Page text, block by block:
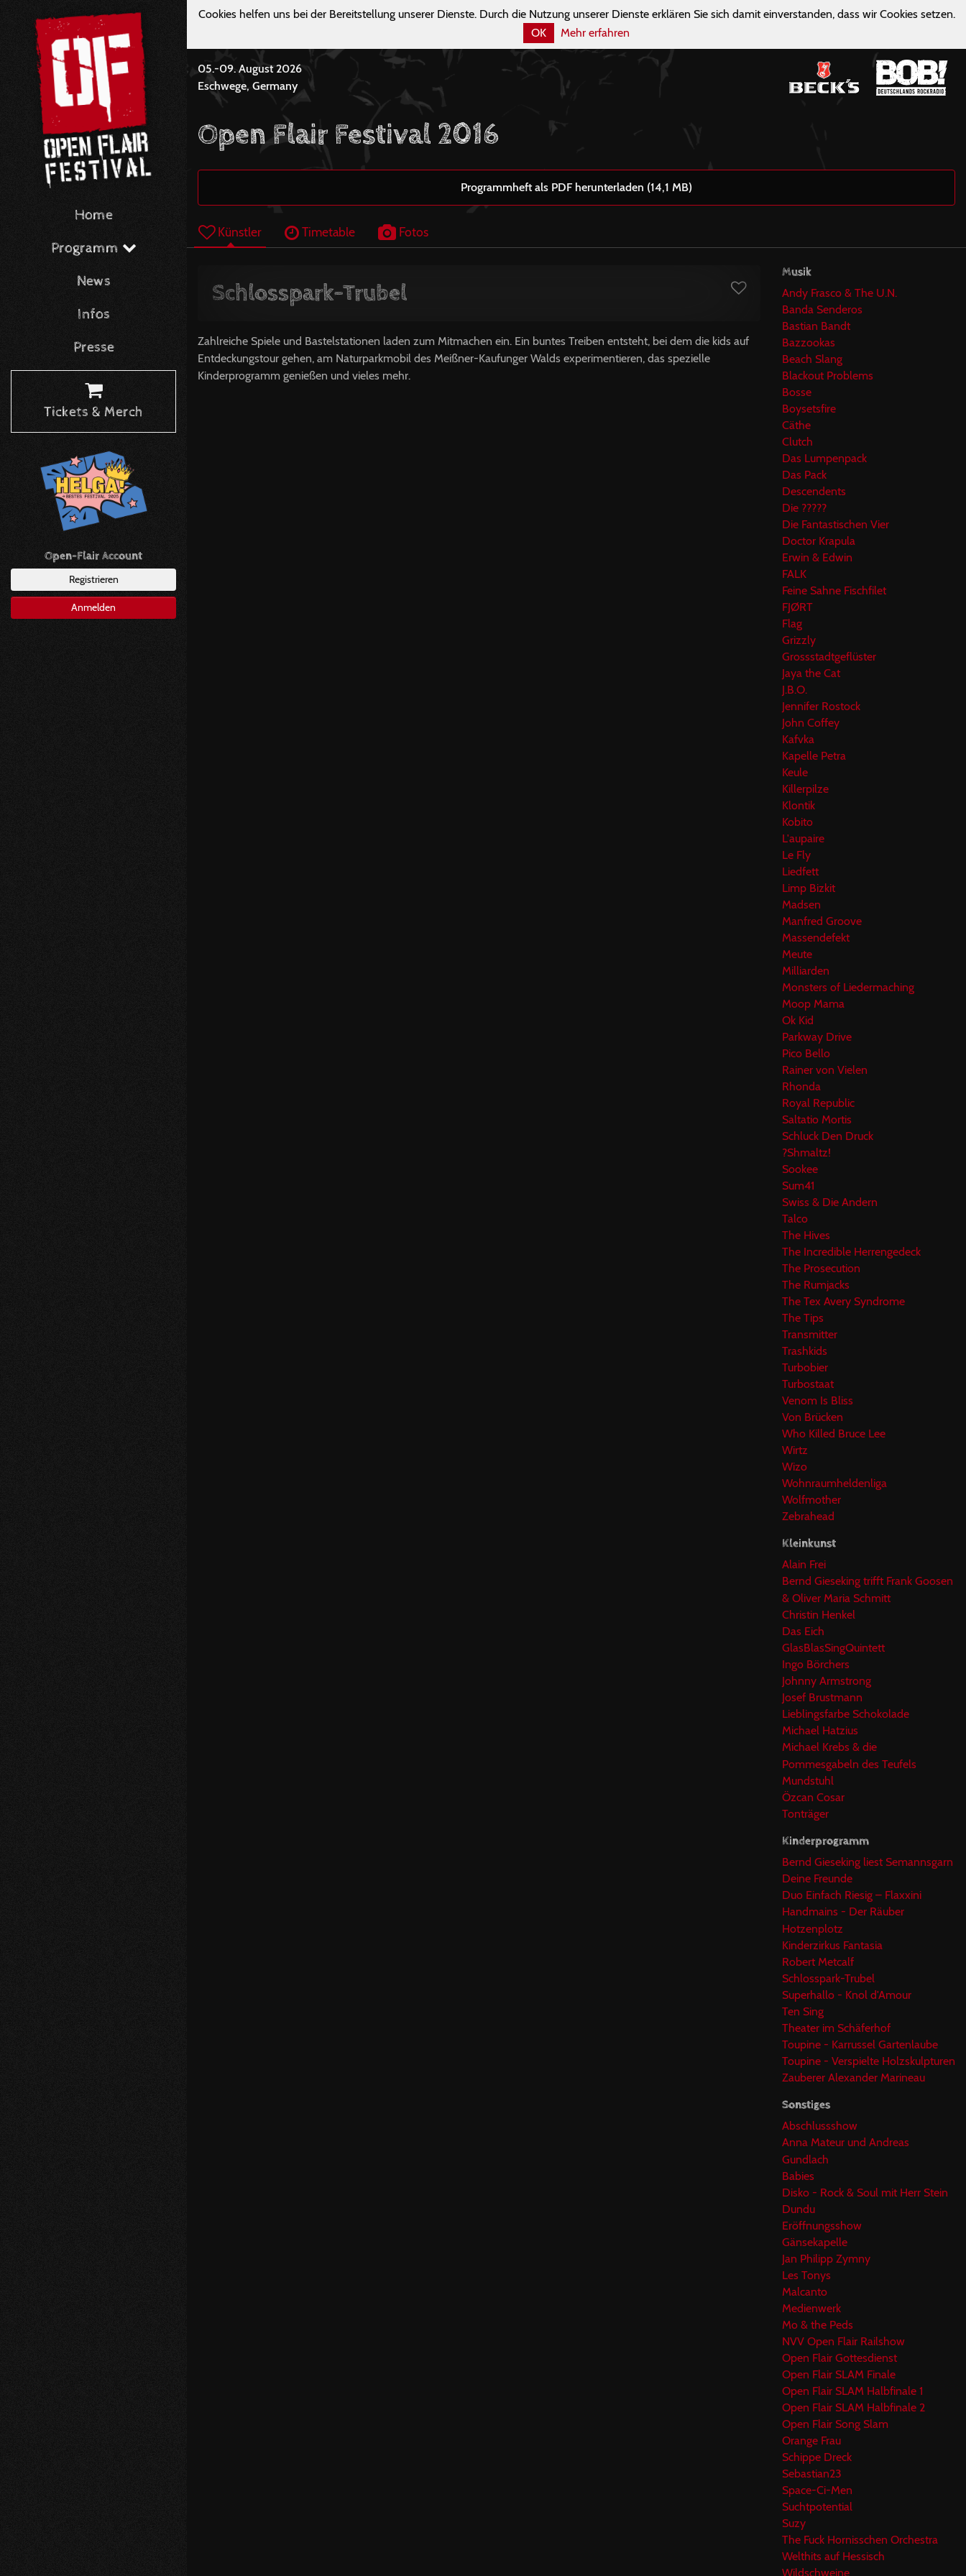
Home
Programm
News
Infos
Presse
Tickets & Merch
Open-Flair Account
Registrieren
Anmelden
Cookies helfen uns bei der Bereitstellung unserer Dienste. Durch die Nutzung unserer Dienste erklären Sie sich damit einverstanden, dass wir Cookies setzen.
OK
Mehr erfahren
05.-09. August 2026
Eschwege, Germany
Open Flair Festival 2016
Programmheft als PDF herunterladen (14,1 MB)
Künstler Timetable Fotos
Schlosspark-Trubel
Zahlreiche Spiele und Bastelstationen laden zum Mitmachen ein. Ein buntes Treiben entsteht, bei dem die kids auf
Entdeckungstour gehen, am Naturparkmobil des Meißner-Kaufunger Walds experimentieren, das spezielle
Kinderprogramm genießen und vieles mehr.
Musik
Andy Frasco & The U.N.
Banda Senderos
Bastian Bandt
Bazzookas
Beach Slang
Blackout Problems
Bosse
Boysetsfire
Cäthe
Clutch
Das Lumpenpack
Das Pack
Descendents
Die ?????
Die Fantastischen Vier
Doctor Krapula
Erwin & Edwin
FALK
Feine Sahne Fischfilet
FJØRT
Flag
Grizzly
Grossstadtgeflüster
Jaya the Cat
J.B.O.
Jennifer Rostock
John Coffey
Kafvka
Kapelle Petra
Keule
Killerpilze
Klontik
Kobito
L'aupaire
Le Fly
Liedfett
Limp Bizkit
Madsen
Manfred Groove
Massendefekt
Meute
Milliarden
Monsters of Liedermaching
Moop Mama
Ok Kid
Parkway Drive
Pico Bello
Rainer von Vielen
Rhonda
Royal Republic
Saltatio Mortis
Schluck Den Druck
?Shmaltz!
Sookee
Sum41
Swiss & Die Andern
Talco
The Hives
The Incredible Herrengedeck
The Prosecution
The Rumjacks
The Tex Avery Syndrome
The Tips
Transmitter
Trashkids
Turbobier
Turbostaat
Venom Is Bliss
Von Brücken
Who Killed Bruce Lee
Wirtz
Wizo
Wohnraumheldenliga
Wolfmother
Zebrahead
Kleinkunst
Alain Frei
Bernd Gieseking trifft Frank Goosen
& Oliver Maria Schmitt
Christin Henkel
Das Eich
GlasBlasSingQuintett
Ingo Börchers
Johnny Armstrong
Josef Brustmann
Lieblingsfarbe Schokolade
Michael Hatzius
Michael Krebs & die
Pommesgabeln des Teufels
Mundstuhl
Özcan Cosar
Tonträger
Kinderprogramm
Bernd Gieseking liest Semannsgarn
Deine Freunde
Duo Einfach Riesig – Flaxxini
Handmains - Der Räuber
Hotzenplotz
Kinderzirkus Fantasia
Robert Metcalf
Schlosspark-Trubel
Superhallo - Knol d'Amour
Ten Sing
Theater im Schäferhof
Toupine - Karrussel Gartenlaube
Toupine - Verspielte Holzskulpturen
Zauberer Alexander Marineau
Sonstiges
Abschlussshow
Anna Mateur und Andreas
Gundlach
Babies
Disko - Rock & Soul mit Herr Stein
Dundu
Eröffnungsshow
Gänsekapelle
Jan Philipp Zymny
Les Tonys
Malcanto
Medienwerk
Mo & the Peds
NVV Open Flair Railshow
Open Flair Gottesdienst
Open Flair SLAM Finale
Open Flair SLAM Halbfinale 1
Open Flair SLAM Halbfinale 2
Open Flair Song Slam
Orange Frau
Schippe Dreck
Sebastian23
Space-Ci-Men
Suchtpotential
Suzy
The Fuck Hornisschen Orchestra
Welthits auf Hessisch
Wildschweine